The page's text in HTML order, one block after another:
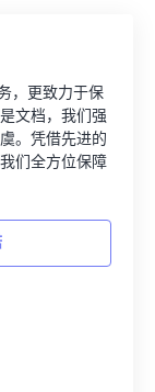
，更致力于保
文档，我们强
。凭借先进的
们全方位保障